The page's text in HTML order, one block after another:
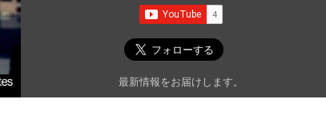
最新情報をお届けします。